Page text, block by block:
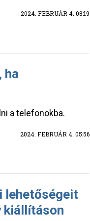
2024. FEBRUÁR 4. 08:19
ha
a telefonokba.
2024. FEBRUÁR 4. 05:56
lehetőségeit
kiállításon